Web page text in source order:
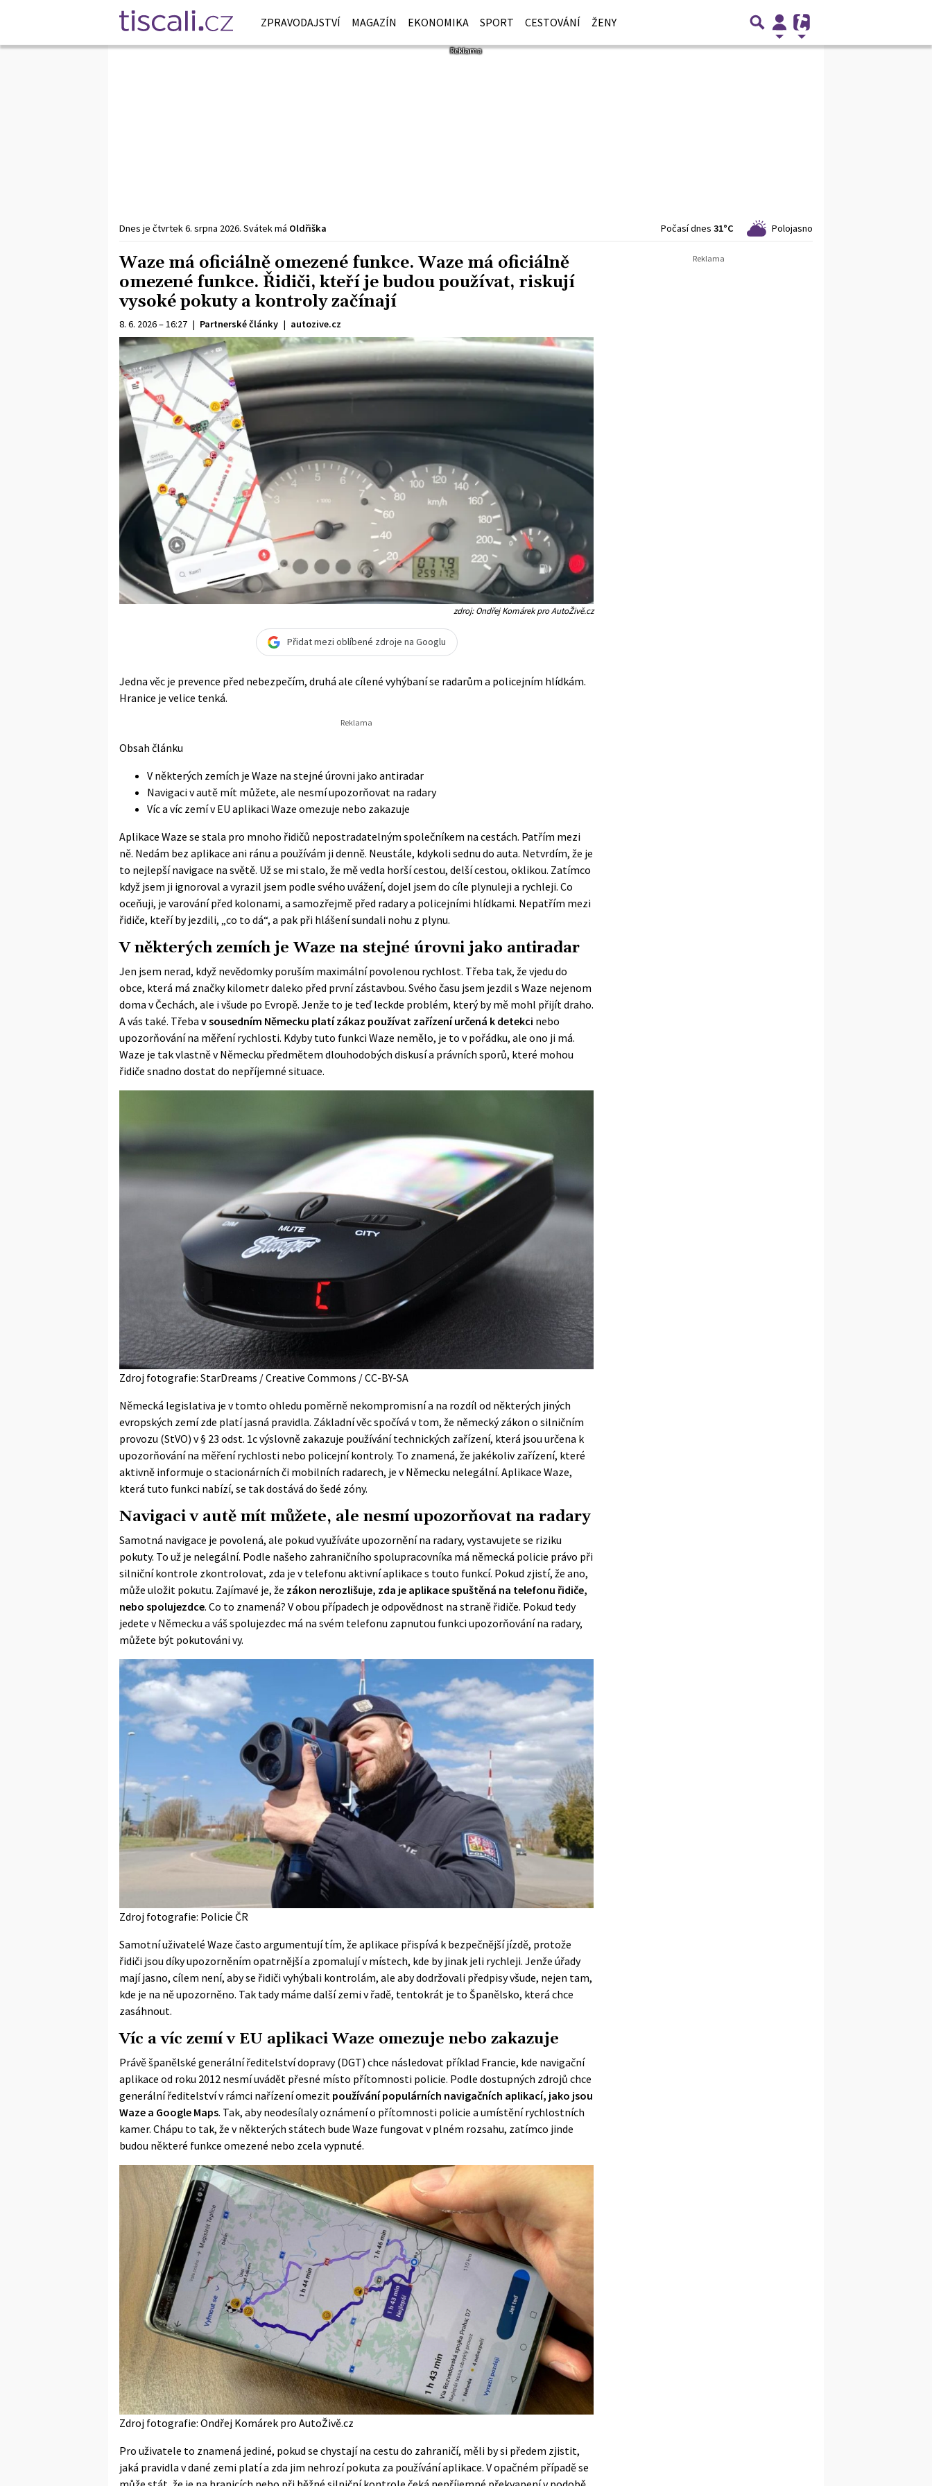
ZPRAVODAJSTVÍ MAGAZÍN EKONOMIKA SPORT CESTOVÁNÍ ŽENY
Dnes je čtvrtek6. srpna 2026. Svátek má Oldřiška Počasí dnes 31°C Polojasno
Waze má oficiálně omezené funkce. Waze má oficiálně
omezené funkce. Řidiči, kteří je budou používat, riskují
vysoké pokuty a kontroly začínají
8. 6. 2026 – 16:27 | Partnerské články | autozive.cz
zdroj: Ondřej Komárek pro AutoŽivě.cz
Přidat mezi oblíbené zdroje na Googlu
Jedna věc je prevence před nebezpečím, druhá ale cílené vyhýbaní se radarům a policejním hlídkám.
Hranice je velice tenká.
Obsah článku
V některých zemích je Waze na stejné úrovni jako antiradar
Navigaci v autě mít můžete, ale nesmí upozorňovat na radary
Víc a víc zemí v EU aplikaci Waze omezuje nebo zakazuje
Aplikace Waze se stala pro mnoho řidičů nepostradatelným společníkem na cestách. Patřím mezi
ně. Nedám bez aplikace ani ránu a používám ji denně. Neustále, kdykoli sednu do auta. Netvrdím, že je
to nejlepší navigace na světě. Už se mi stalo, že mě vedla horší cestou, delší cestou, oklikou. Zatímco
když jsem ji ignoroval a vyrazil jsem podle svého uvážení, dojel jsem do cíle plynuleji a rychleji. Co
oceňuji, je varování před kolonami, a samozřejmě před radary a policejními hlídkami. Nepatřím mezi
řidiče, kteří by jezdili, „co to dá“, a pak při hlášení sundali nohu z plynu.
V některých zemích je Waze na stejné úrovni jako antiradar
Jen jsem nerad, když nevědomky poruším maximální povolenou rychlost. Třeba tak, že vjedu do
obce, která má značky kilometr daleko před první zástavbou. Svého času jsem jezdil s Waze nejenom
doma v Čechách, ale i všude po Evropě. Jenže to je teď leckde problém, který by mě mohl přijít draho.
A vás také. Třeba v sousedním Německu platí zákaz používat zařízení určená k detekci nebo
upozorňování na měření rychlosti. Kdyby tuto funkci Waze nemělo, je to v pořádku, ale ono ji má.
Waze je tak vlastně v Německu předmětem dlouhodobých diskusí a právních sporů, které mohou
řidiče snadno dostat do nepříjemné situace.
Zdroj fotografie: StarDreams / Creative Commons / CC-BY-SA
Německá legislativa je v tomto ohledu poměrně nekompromisní a na rozdíl od některých jiných
evropských zemí zde platí jasná pravidla. Základní věc spočívá v tom, že německý zákon o silničním
provozu (StVO) v § 23 odst. 1c výslovně zakazuje používání technických zařízení, která jsou určena k
upozorňování na měření rychlosti nebo policejní kontroly. To znamená, že jakékoliv zařízení, které
aktivně informuje o stacionárních či mobilních radarech, je v Německu nelegální. Aplikace Waze,
která tuto funkci nabízí, se tak dostává do šedé zóny.
Navigaci v autě mít můžete, ale nesmí upozorňovat na radary
Samotná navigace je povolená, ale pokud využíváte upozornění na radary, vystavujete se riziku
pokuty. To už je nelegální. Podle našeho zahraničního spolupracovníka má německá policie právo při
silniční kontrole zkontrolovat, zda je v telefonu aktivní aplikace s touto funkcí. Pokud zjistí, že ano,
může uložit pokutu. Zajímavé je, že zákon nerozlišuje, zda je aplikace spuštěná na telefonu řidiče,
nebo spolujezdce. Co to znamená? V obou případech je odpovědnost na straně řidiče. Pokud tedy
jedete v Německu a váš spolujezdec má na svém telefonu zapnutou funkci upozorňování na radary,
můžete být pokutováni vy.
Zdroj fotografie: Policie ČR
Samotní uživatelé Waze často argumentují tím, že aplikace přispívá k bezpečnější jízdě, protože
řidiči jsou díky upozorněním opatrnější a zpomalují v místech, kde by jinak jeli rychleji. Jenže úřady
mají jasno, cílem není, aby se řidiči vyhýbali kontrolám, ale aby dodržovali předpisy všude, nejen tam,
kde je na ně upozorněno. Tak tady máme další zemi v řadě, tentokrát je to Španělsko, která chce
zasáhnout.
Víc a víc zemí v EU aplikaci Waze omezuje nebo zakazuje
Právě španělské generální ředitelství dopravy (DGT) chce následovat příklad Francie, kde navigační
aplikace od roku 2012 nesmí uvádět přesné místo přítomnosti policie. Podle dostupných zdrojů chce
generální ředitelství v rámci nařízení omezit používání populárních navigačních aplikací, jako jsou
Waze a Google Maps. Tak, aby neodesílaly oznámení o přítomnosti policie a umístění rychlostních
kamer. Chápu to tak, že v některých státech bude Waze fungovat v plném rozsahu, zatímco jinde
budou některé funkce omezené nebo zcela vypnuté.
Zdroj fotografie: Ondřej Komárek pro AutoŽivě.cz
Pro uživatele to znamená jediné, pokud se chystají na cestu do zahraničí, měli by si předem zjistit,
jaká pravidla v dané zemi platí a zda jim nehrozí pokuta za používání aplikace. V opačném případě se